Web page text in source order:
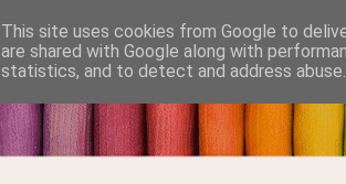
This site uses cookies from Google to
are shared with Google along with
statistics, and to detect and address abuse.